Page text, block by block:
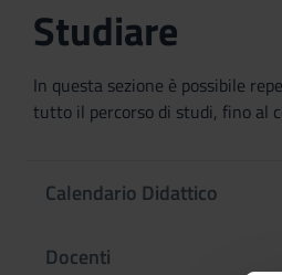
Studiare
In questa sezione è possibile
tutto il percorso di studi, fino al
Calendario Didattico
Docenti